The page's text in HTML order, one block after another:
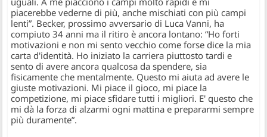
piacerebbe vederne di più, anche mischiati con più campi
lenti”. Becker, prossimo avversario di Luca Vanni, ha
compiuto 34 anni ma il ritiro è ancora lontano:“Ho forti
motivazioni e non mi sento vecchio come forse dice la mia
carta d'identità. Ho iniziato la carriera piuttosto tardi e
sento di avere ancora qualcosa da spendere, sia
fisicamente che mentalmente. Questo mi aiuta ad avere le
giuste motivazioni. Mi piace il gioco, mi piace la
competizione, mi piace sfidare tutti i migliori. E' questo che
mi dà la forza di alzarmi ogni mattina e prepararmi sempre
più duramente”.